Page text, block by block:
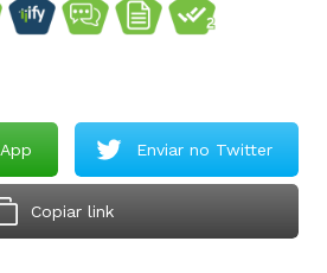
Enviar no Twitter
Copiar link